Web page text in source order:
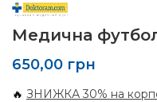
Медична
650,00 грн
🔥 ЗНИЖКА 30% на